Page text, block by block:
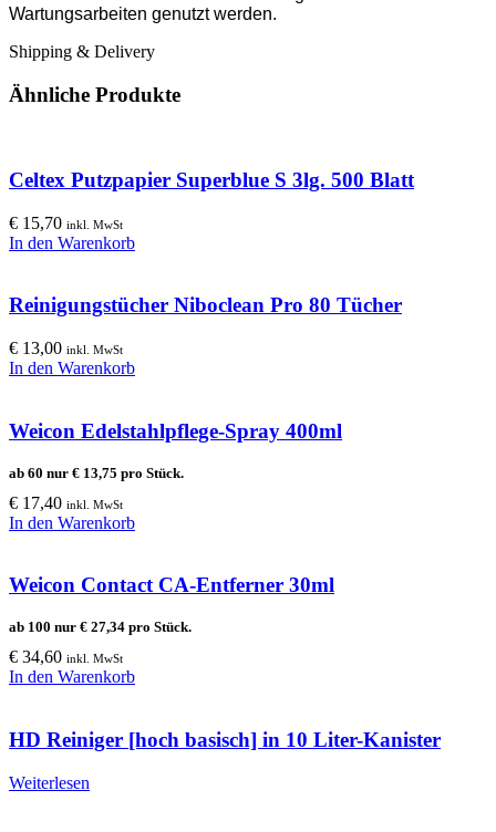
Wartungsarbeiten genutzt werden.
Shipping & Delivery
Ähnliche Produkte
Celtex Putzpapier Superblue S 3lg. 500 Blatt
€ 15,70 inkl. MwSt
In den Warenkorb
Reinigungstücher Niboclean Pro 80 Tücher
€ 13,00 inkl. MwSt
In den Warenkorb
Weicon Edelstahlpflege-Spray 400ml
ab 60 nur € 13,75 pro Stück.
€ 17,40 inkl. MwSt
In den Warenkorb
Weicon Contact CA-Entferner 30ml
ab 100 nur € 27,34 pro Stück.
€ 34,60 inkl. MwSt
In den Warenkorb
HD Reiniger [hoch basisch] in 10 Liter-Kanister
Weiterlesen